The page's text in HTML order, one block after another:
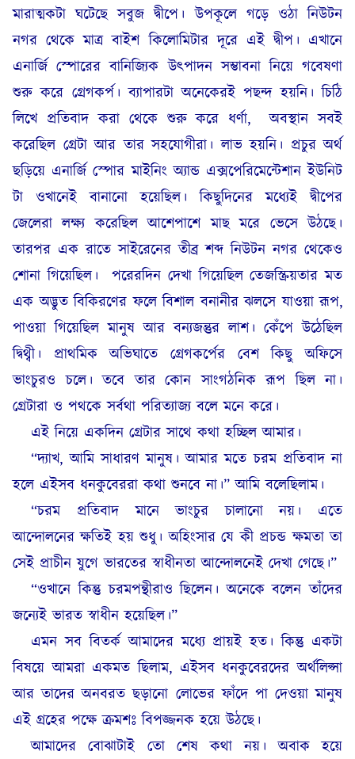
মারাত্মকটা ঘটেছে সবুজ দ্বীপে। উপকূলে গড়ে ওঠা নিউটন
নগর থেকে মাত্র বাইশ কিলোমিটার দূরে এই দ্বীপ। এখানে
এনার্জি স্পোরের বানিজ্যিক উৎপাদন সম্ভাবনা নিয়ে গবেষণা
শুরু করে গ্রেগকর্প। ব্যাপারটা অনেকেরই পছন্দ হয়নি। চিঠি
লিখে প্রতিবাদ করা থেকে শুরু করে ধর্ণা,
অবস্থান সবই
করেছিল গ্রেটা আর তার সহযোগীরা। লাভ হয়নি। প্রচুর অর্থ
ছড়িয়ে এনার্জি স্পোর মাইনিং অ্যান্ড এক্সপেরিমেন্টেশান ইউনিট
টা ওখানেই বানানো হয়েছিল। কিছুদিনের মধ্যেই দ্বীপের
জেলেরা লক্ষ্য করেছিল আশেপাশে মাছ মরে ভেসে উঠছে।
তারপর এক রাতে সাইরেনের তীব্র শব্দ নিউটন নগর থেকেও
শোনা গিয়েছিল।
পরেরদিন দেখা গিয়েছিল তেজস্ক্রিয়তার মত
এক অদ্ভুত বিকিরণের ফলে বিশাল বনানীর ঝলসে যাওয়া রূপ,
পাওয়া গিয়েছিল মানুষ আর বন্যজন্তুর লাশ। কেঁপে উঠেছিল
দ্বিথ্বী। প্রাথমিক অভিঘাতে গ্রেগকর্পের বেশ কিছু অফিসে
ভাংচুরও চলে। তবে তার কোন সাংগঠনিক রূপ ছিল না।
গ্রেটারা ও পথকে সর্বথা পরিত্যাজ্য বলে মনে করে।
এই নিয়ে একদিন গ্রেটার সাথে কথা হচ্ছিল আমার।
“দ্যাখ, আমি সাধারণ মানুষ। আমার মতে চরম প্রতিবাদ না
হলে এইসব ধনকুবেররা কথা শুনবে না।” আমি বলেছিলাম।
“চরম প্রতিবাদ মানে ভাংচুর চালানো নয়। এতে
আন্দোলনের ক্ষতিই হয় শুধু। অহিংসার যে কী প্রচন্ড ক্ষমতা তা
সেই প্রাচীন যুগে ভারতের স্বাধীনতা আন্দোলনেই দেখা গেছে।”
“ওখানে কিন্তু চরমপন্থীরাও ছিলেন। অনেকে বলেন তাঁদের
জন্যেই ভারত স্বাধীন হয়েছিল।”
এমন সব বিতর্ক আমাদের মধ্যে প্রায়ই হত। কিন্তু একটা
বিষয়ে আমরা একমত ছিলাম, এইসব ধনকুবেরদের অর্থলিপ্সা
আর তাদের অনবরত ছড়ানো লোভের ফাঁদে পা দেওয়া মানুষ
এই গ্রহের পক্ষে ক্রমশঃ বিপজ্জনক হয়ে উঠছে।
আমাদের বোঝাটাই তো শেষ কথা নয়। অবাক হয়ে